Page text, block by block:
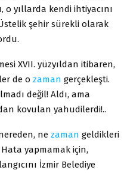
o yıllarda kendi ihtiyacını
şehir sürekli olarak
XVII. yüzyıldan itibaren,
de o zaman gerçekleşti.
değil! Aldı, ama
kovulan yahudilerdi!..
ne zaman geldikleri
yapmamak için,
İzmir Belediye